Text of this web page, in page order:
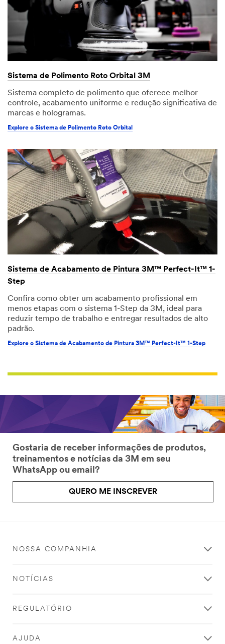
Sistema de Polimento Roto Orbital 3M
Sistema completo de polimento que oferece melhor
controle, acabamento uniforme e redução significativa de
marcas e hologramas.
Explore o Sistema de Polimento Roto Orbital
Sistema de Acabamento de Pintura 3M™ Perfect-It™ 1-
Step
Confira como obter um acabamento profissional em
menos etapas com o sistema 1-Step da 3M, ideal para
reduzir tempo de trabalho e entregar resultados de alto
padrão.
Explore o Sistema de Acabamento de Pintura 3M™ Perfect-It™ 1-Step
Gostaria de receber informações de produtos,
treinamentos e notícias da 3M em seu
WhatsApp ou email?
QUERO ME INSCREVER
NOSSA COMPANHIA
NOTÍCIAS
REGULATÓRIO
AJUDA